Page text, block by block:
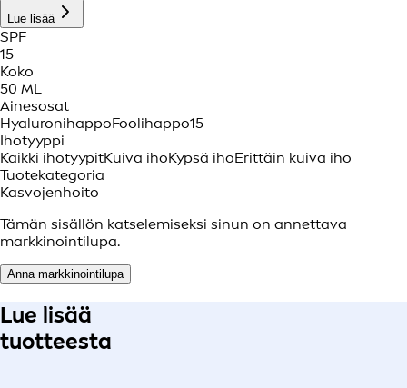
Lue lisää
SPF
15
Koko
50 ML
Ainesosat
HyaluronihappoFoolihappo15
Ihotyyppi
Kaikki ihotyypitKuiva ihoKypsä ihoErittäin kuiva iho
Tuotekategoria
Kasvojenhoito
Tämän sisällön katselemiseksi sinun on annettava
markkinointilupa.
Anna markkinointilupa
Lue lisää
tuotteesta